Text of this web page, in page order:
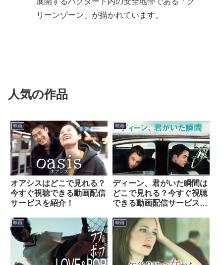
リーンゾーン」が描かれています。
人気の作品
映画
オアシスはどこで見れる？
今すぐ視聴できる動画配信
サービスを紹介！
映画
ディーン、君がいた瞬間は
どこで見れる？今すぐ視聴
できる動画配信サービスを
映画 映画